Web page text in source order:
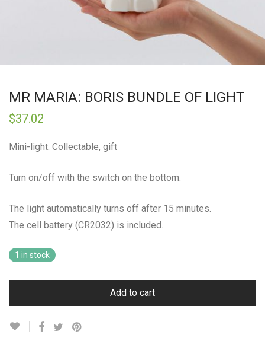
MR MARIA: BORIS BUNDLE OF LIGHT
$37.02
Mini-light. Collectable, gift
Turn on/off with the switch on the bottom.
The light automatically turns off after 15 minutes.
The cell battery (CR2032) is included.
1 in stock
Add to cart